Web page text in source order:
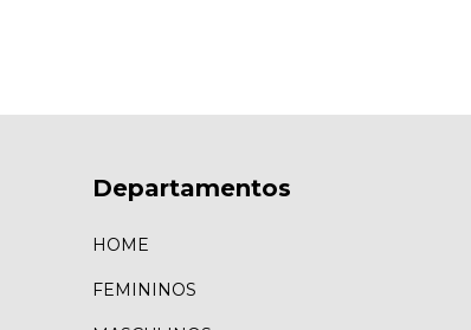
Departamentos
HOME
FEMININOS